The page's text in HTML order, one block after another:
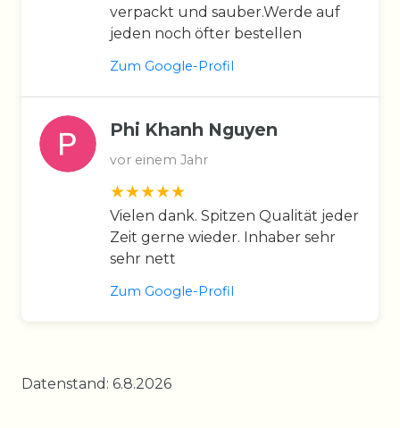
verpackt und sauber.Werde auf
jeden noch öfter bestellen
Zum Google-Profil
Phi Khanh Nguyen
vor einem Jahr
Vielen dank. Spitzen Qualität jeder
Zeit gerne wieder. Inhaber sehr
sehr nett
Zum Google-Profil
Datenstand: 6.8.2026